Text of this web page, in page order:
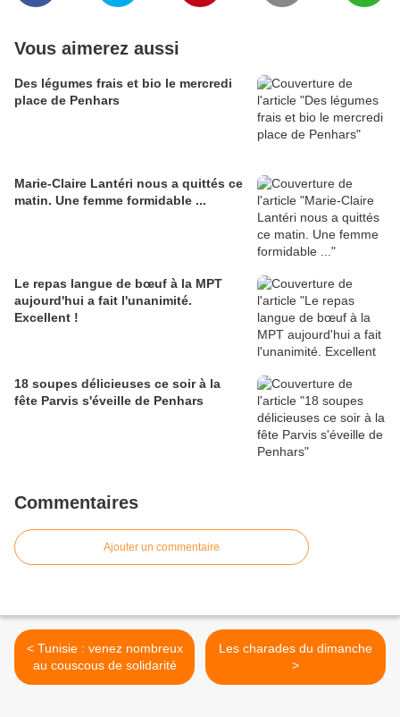
Vous aimerez aussi
Des légumes frais et bio le mercredi
place de Penhars
Marie-Claire Lantéri nous a quittés ce
matin. Une femme formidable ...
Le repas langue de bœuf à la MPT
aujourd'hui a fait l'unanimité.
Excellent !
18 soupes délicieuses ce soir à la
fête Parvis s'éveille de Penhars
Commentaires
Ajouter un commentaire
< Tunisie : venez nombreux
au couscous de solidarité
Les charades du dimanche
>